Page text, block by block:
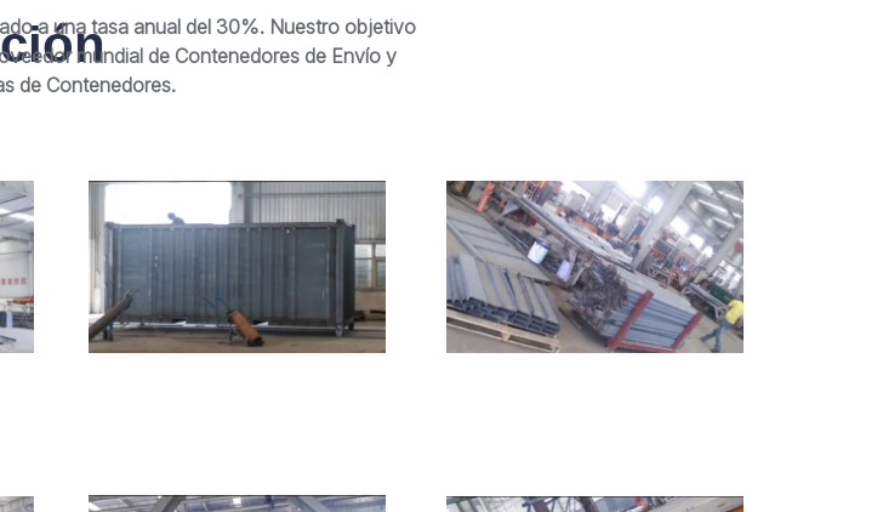
a una tasa anual del 30%. Nuestro objetivo
mundial de Contenedores de Envío y
de Contenedores.